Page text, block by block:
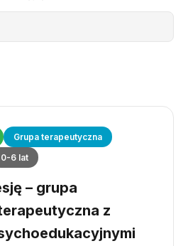
Grupa terapeutyczna
0-6 lat
– grupa
z